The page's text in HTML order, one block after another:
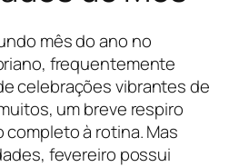
mês do ano no
frequentemente
celebrações vibrantes de
um breve respiro
à rotina. Mas
fevereiro possui